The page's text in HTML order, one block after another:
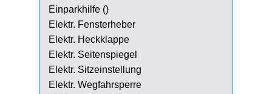
Einparkhilfe ()
Elektr. Fensterheber
Elektr. Heckklappe
Elektr. Seitenspiegel
Elektr. Sitzeinstellung
Elektr. Wegfahrsperre